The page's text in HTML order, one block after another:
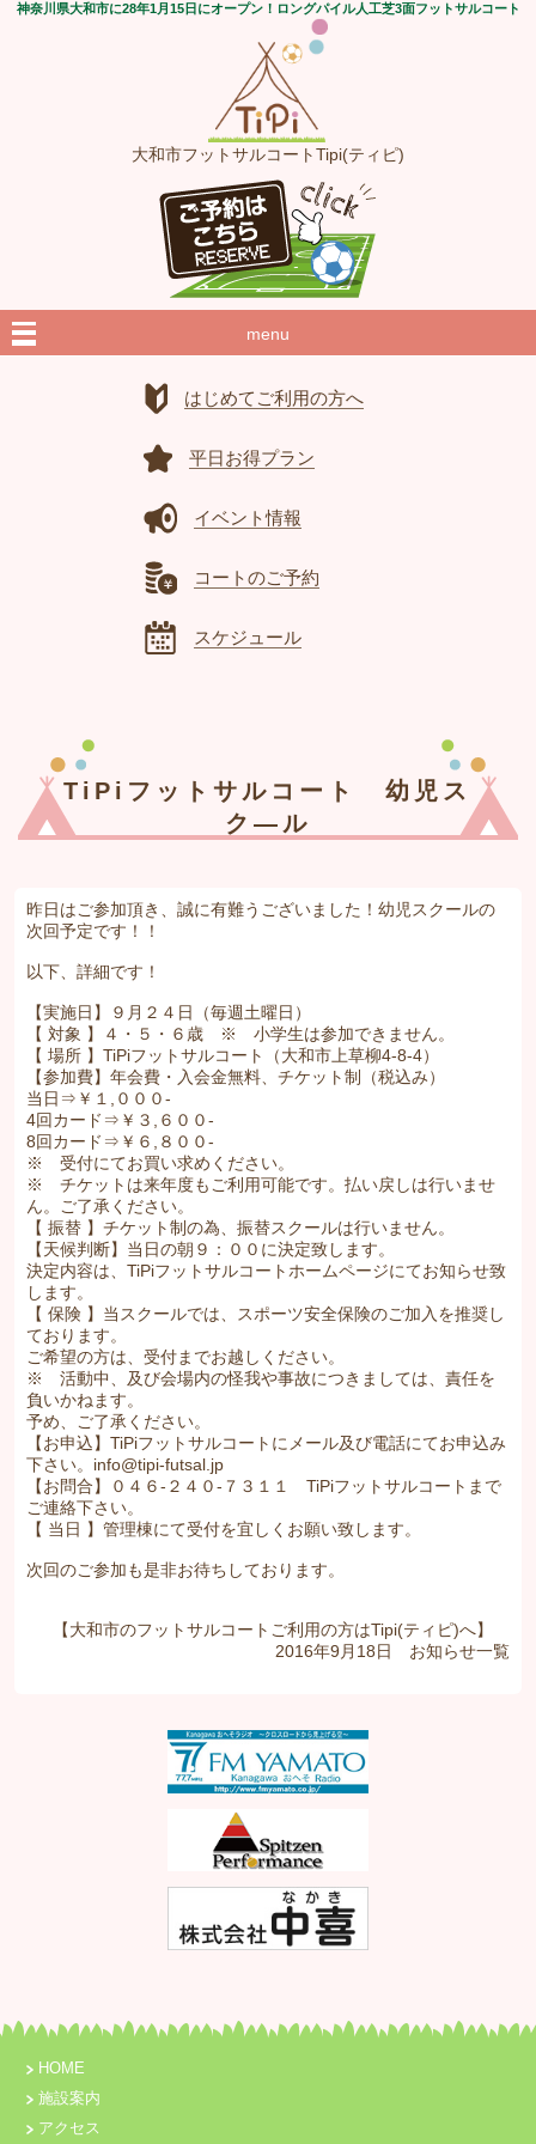
神奈川県大和市に28年1月15日にオープン！ロングパイル人工芝3面フットサルコート
大和市フットサルコートTipi(ティピ)
menu
はじめてご利用の方へ
平日お得プラン
イベント情報
コートのご予約
スケジュール
TiPiフットサルコート 幼児ス
ク―ル
昨日はご参加頂き、誠に有難うございました！幼児スクールの
次回予定です！！
以下、詳細です！
【実施日】９月２４日（毎週土曜日）
【 対象 】４・５・６歳 ※ 小学生は参加できません。
【 場所 】TiPiフットサルコート（大和市上草柳4-8-4）
【参加費】年会費・入会金無料、チケット制（税込み）
当日⇒￥１,０００-
4回カード⇒￥３,６００-
8回カード⇒￥６,８００-
※ 受付にてお買い求めください。
※ チケットは来年度もご利用可能です。払い戻しは行いませ
ん。ご了承ください。
【 振替 】チケット制の為、振替スクールは行いません。
【天候判断】当日の朝９：００に決定致します。
決定内容は、TiPiフットサルコートホームページにてお知らせ致
します。
【 保険 】当スクールでは、スポーツ安全保険のご加入を推奨し
ております。
ご希望の方は、受付までお越しください。
※ 活動中、及び会場内の怪我や事故につきましては、責任を
負いかねます。
予め、ご了承ください。
【お申込】TiPiフットサルコートにメール及び電話にてお申込み
下さい。info@tipi-futsal.jp
【お問合】０４６-２４０-７３１１ TiPiフットサルコートまで
ご連絡下さい。
【 当日 】管理棟にて受付を宜しくお願い致します。
次回のご参加も是非お待ちしております。
【大和市のフットサルコートご利用の方はTipi(ティピ)へ】
2016年9月18日 お知らせ一覧
HOME
施設案内
アクセス